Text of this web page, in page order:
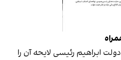
بودجه سال ۱۴۰۲ که دولت ابراهیم رئیسی لایحه آن را